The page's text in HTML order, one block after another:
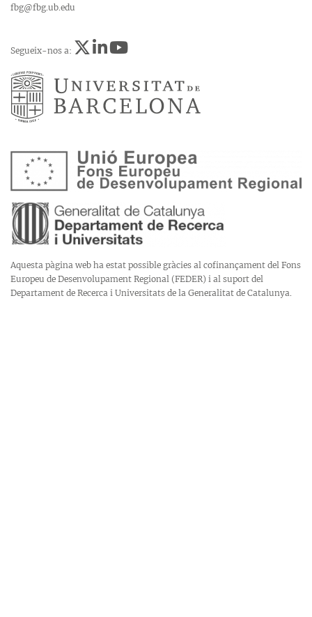
fbg@fbg.ub.edu
Segueix-nos a:
Aquesta pàgina web ha estat possible gràcies al cofinançament del Fons
Europeu de Desenvolupament Regional (FEDER) i al suport del
Departament de Recerca i Universitats de la Generalitat de Catalunya.